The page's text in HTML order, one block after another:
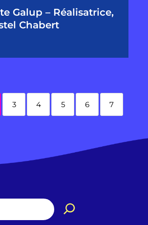
Galup – Réalisatrice,
Chabert
3 4 5 6 7